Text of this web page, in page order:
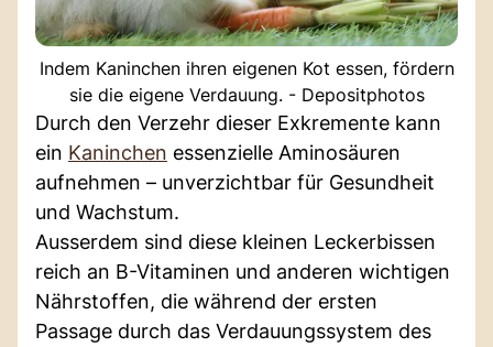
Indem Kaninchen ihren eigenen Kot essen, fördern
sie die eigene Verdauung. - Depositphotos
Durch den Verzehr dieser Exkremente kann
ein Kaninchen essenzielle Aminosäuren
aufnehmen – unverzichtbar für Gesundheit
und Wachstum.
Ausserdem sind diese kleinen Leckerbissen
reich an B-Vitaminen und anderen wichtigen
Nährstoffen, die während der ersten
Passage durch das Verdauungssystem des